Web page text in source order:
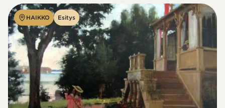
HAIKKO Esitys